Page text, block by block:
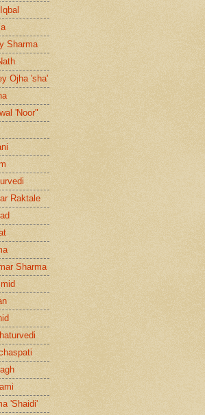
Sharma
Ojha 'sha'
'Noor"
Raktale
Sharma
'Shaidi'